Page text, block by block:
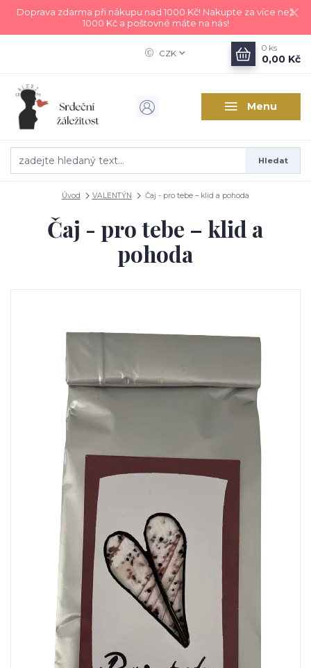
Doprava zdarma při nákupu nad 1000 Kč! Nakupte za více než
1000 Kč a poštovné máte na nás!
Menu
CZK
Hledat
0 ks
0,00 Kč
Úvod VALENTÝN Čaj - pro tebe – klid a pohoda
Čaj - pro tebe – klid a
pohoda